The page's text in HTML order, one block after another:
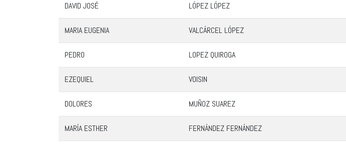
DAVID JOSÉ LÓPEZ LÓPEZ
MARIA EUGENIA VALCÁRCEL LÓPEZ
PEDRO LOPEZ QUIROGA
EZEQUIEL VOISIN
DOLORES MUÑOZ SUAREZ
MARÍA ESTHER FERNÁNDEZ FERNÁNDEZ